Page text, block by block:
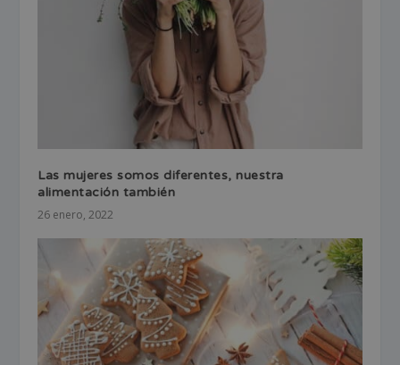
Las mujeres somos diferentes, nuestra
alimentación también
26 enero, 2022